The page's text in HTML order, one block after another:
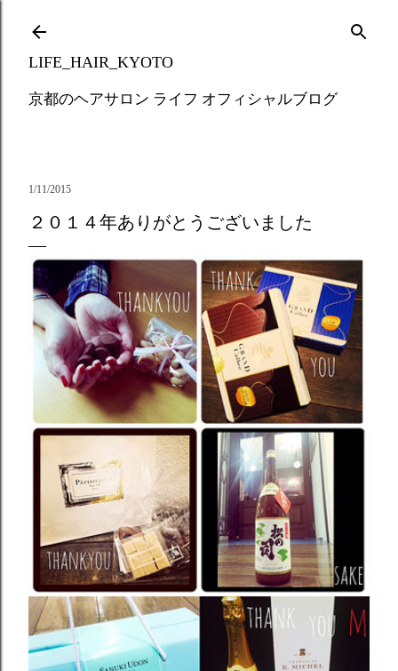
LIFE_HAIR_KYOTO
京都のヘアサロン ライフ オフィシャルブログ
1/11/2015
２０１４年ありがとうございました